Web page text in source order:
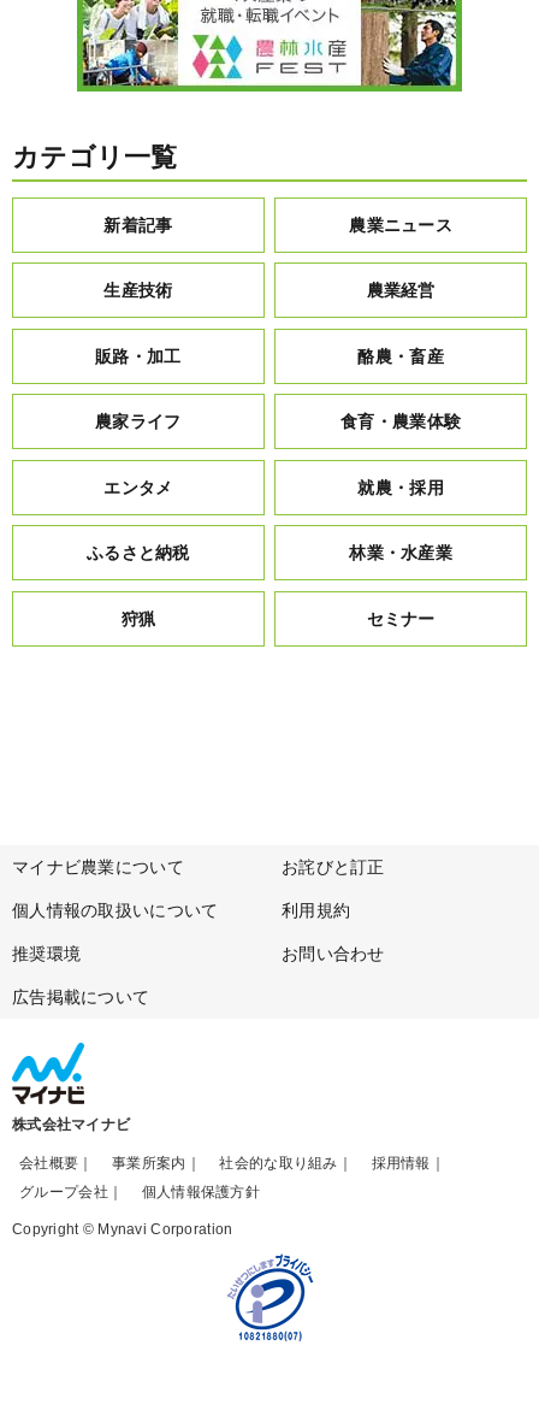
カテゴリ一覧
新着記事 農業ニュース
生産技術 農業経営
販路・加工 酪農・畜産
農家ライフ 食育・農業体験
エンタメ 就農・採用
ふるさと納税 林業・水産業
狩猟 セミナー
マイナビ農業について お詫びと訂正
個人情報の取扱いについて 利用規約
推奨環境 お問い合わせ
広告掲載について
株式会社マイナビ
会社概要 事業所案内 社会的な取り組み
採用情報
グループ会社
個人情報保護方針
Copyright © Mynavi Corporation